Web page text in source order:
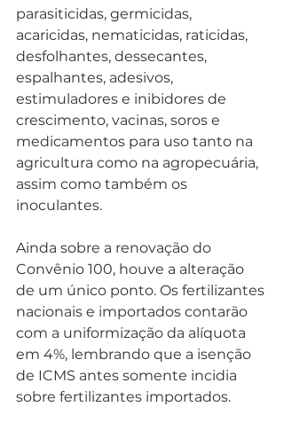
parasiticidas, germicidas,
acaricidas, nematicidas, raticidas,
desfolhantes, dessecantes,
espalhantes, adesivos,
estimuladores e inibidores de
crescimento, vacinas, soros e
medicamentos para uso tanto na
agricultura como na agropecuária,
assim como também os
inoculantes.
Ainda sobre a renovação do
Convênio 100, houve a alteração
de um único ponto. Os fertilizantes
nacionais e importados contarão
com a uniformização da alíquota
em 4%, lembrando que a isenção
de ICMS antes somente incidia
sobre fertilizantes importados.